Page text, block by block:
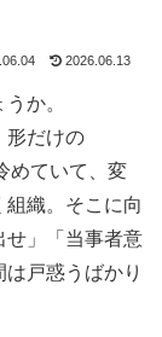
2026.06.13
か。
形だけの
めていて、変
織。そこに向
せ」「当事者意
戸惑うばかり